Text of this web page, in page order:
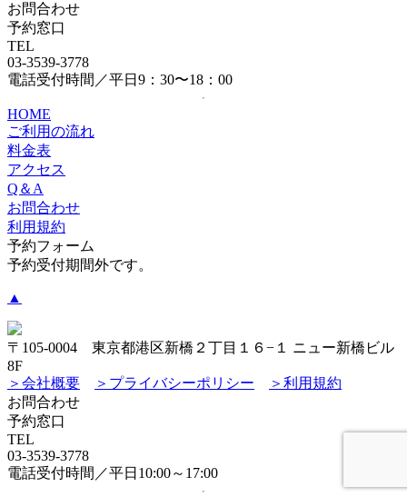
お問合わせ
予約窓口
TEL
03-3539-3778
電話受付時間／平日9：30〜18：00
HOME
ご利用の流れ
料金表
アクセス
Q＆A
お問合わせ
利用規約
予約フォーム
予約受付期間外です。
▲
〒105-0004 東京都港区新橋２丁目１６−１ ニュー新橋ビル
8F
＞会社概要
＞プライバシーポリシー
＞利用規約
お問合わせ
予約窓口
TEL
03-3539-3778
電話受付時間／平日10:00～17:00